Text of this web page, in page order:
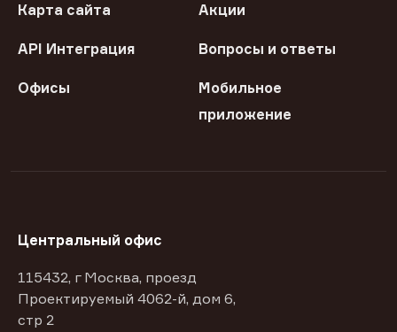
Карта сайта Акции
API Интеграция Вопросы и ответы
Офисы
Мобильное
приложение
Центральный офис
115432, г Москва, проезд
Проектируемый 4062-й, дом 6,
стр 2